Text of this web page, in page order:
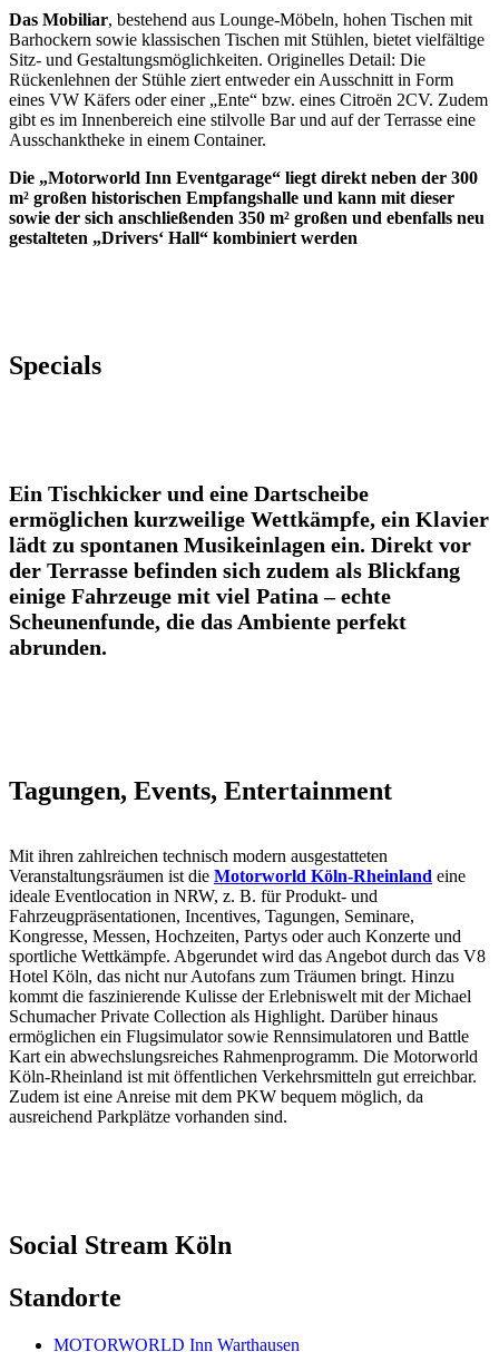
Das Mobiliar, bestehend aus Lounge-Möbeln, hohen Tischen mit
Barhockern sowie klassischen Tischen mit Stühlen, bietet vielfältige
Sitz- und Gestaltungsmöglichkeiten. Originelles Detail: Die
Rückenlehnen der Stühle ziert entweder ein Ausschnitt in Form
eines VW Käfers oder einer „Ente“ bzw. eines Citroën 2CV. Zudem
gibt es im Innenbereich eine stilvolle Bar und auf der Terrasse eine
Ausschanktheke in einem Container.
Die „Motorworld Inn Eventgarage“ liegt direkt neben der 300
m² großen historischen Empfangshalle und kann mit dieser
sowie der sich anschließenden 350 m² großen und ebenfalls neu
gestalteten „Drivers‘ Hall“ kombiniert werden
Specials
Ein Tischkicker und eine Dartscheibe
ermöglichen kurzweilige Wettkämpfe, ein Klavier
lädt zu spontanen Musikeinlagen ein. Direkt vor
der Terrasse befinden sich zudem als Blickfang
einige Fahrzeuge mit viel Patina – echte
Scheunenfunde, die das Ambiente perfekt
abrunden.
Tagungen, Events, Entertainment
Mit ihren zahlreichen technisch modern ausgestatteten
Veranstaltungsräumen ist die Motorworld Köln-Rheinland eine
ideale Eventlocation in NRW, z. B. für Produkt- und
Fahrzeugpräsentationen, Incentives, Tagungen, Seminare,
Kongresse, Messen, Hochzeiten, Partys oder auch Konzerte und
sportliche Wettkämpfe. Abgerundet wird das Angebot durch das V8
Hotel Köln, das nicht nur Autofans zum Träumen bringt. Hinzu
kommt die faszinierende Kulisse der Erlebniswelt mit der Michael
Schumacher Private Collection als Highlight. Darüber hinaus
ermöglichen ein Flugsimulator sowie Rennsimulatoren und Battle
Kart ein abwechslungsreiches Rahmenprogramm. Die Motorworld
Köln-Rheinland ist mit öffentlichen Verkehrsmitteln gut erreichbar.
Zudem ist eine Anreise mit dem PKW bequem möglich, da
ausreichend Parkplätze vorhanden sind.
Social Stream Köln
Standorte
MOTORWORLD Inn Warthausen